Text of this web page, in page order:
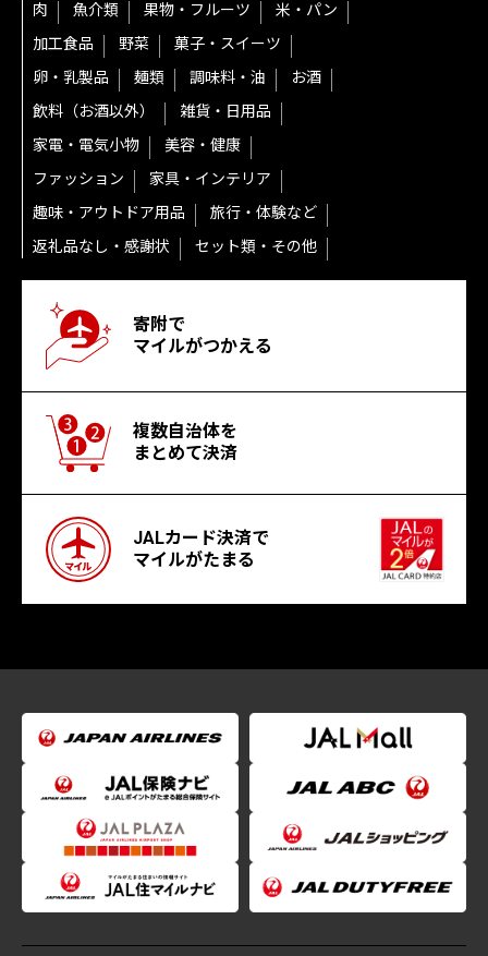
肉 魚介類 果物・フルーツ
米・パン
加工食品
野菜
菓子・スイーツ
卵・乳製品
麺類 調味料・油
お酒
飲料（お酒以外）
雑貨・日用品
家電・電気小物
美容・健康
ファッション
家具・インテリア
趣味・アウトドア用品
旅行・体験など
返礼品なし・感謝状
セット類・その他
寄附で
マイルがつかえる
複数自治体を
まとめて決済
JALカード決済で
マイルがたまる